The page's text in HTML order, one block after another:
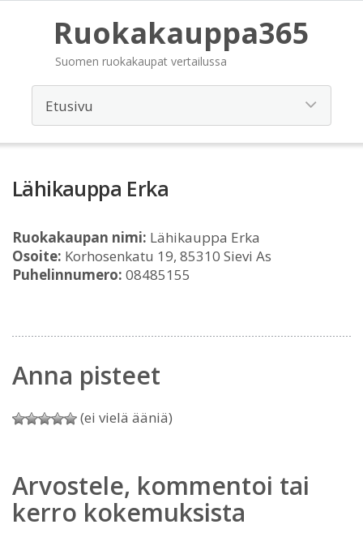
Ruokakauppa365
Suomen ruokakaupat vertailussa
Lähikauppa Erka
Ruokakaupan nimi: Lähikauppa Erka
Osoite: Korhosenkatu 19, 85310 Sievi As
Puhelinnumero: 08485155
Anna pisteet
(ei vielä ääniä)
Arvostele, kommentoi tai
kerro kokemuksista